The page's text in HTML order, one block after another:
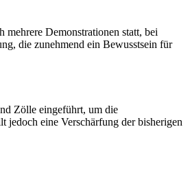
Demonstrationen statt, bei
die zunehmend ein Bewusstsein für
Zölle eingeführt, um die
jedoch eine Verschärfung der bisherigen